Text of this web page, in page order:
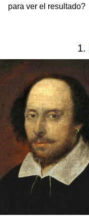
para ver el resultado?
1.